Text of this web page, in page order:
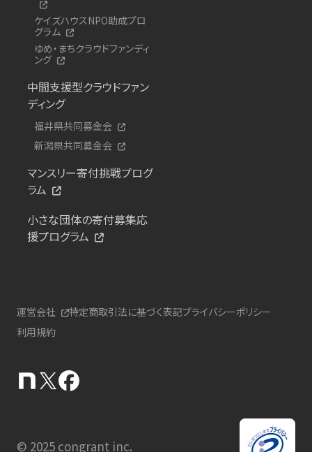
ケイズハウスNPO助成プロ
グラム
ゆめ・まちクラウドファンディ
ング
中間支援型クラウドファン
ディング
福井県共同募金会
新潟県共同募金会
マンスリー寄付挑戦プログ
ラム
小さな団体の寄付募集応
援プログラム
運営会社 特定商取引法に基づく表記プライバシーポリシー
利用規約
© 2025 congrant inc.